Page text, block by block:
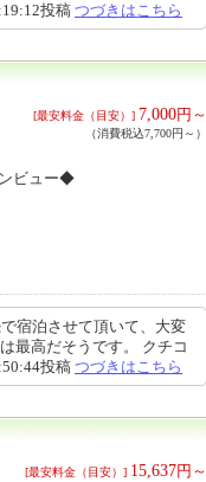
投稿 つづきはこちら
[最安料金（目安）] 7,000円～
（消費税込7,700円～）
ビュー◆
宿泊させて頂いて、大変
最高だそうです。 クチコ
投稿 つづきはこちら
[最安料金（目安）] 15,637円～